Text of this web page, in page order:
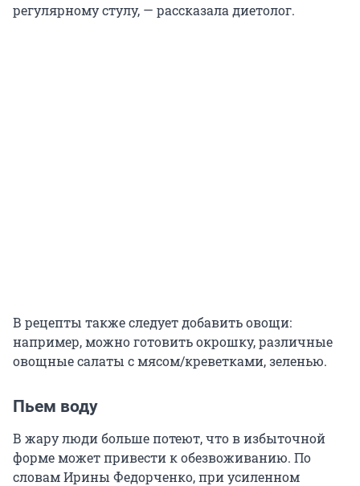
регулярному стулу, — рассказала диетолог.
В рецепты также следует добавить овощи:
например, можно готовить окрошку, различные
овощные салаты с мясом/креветками, зеленью.
Пьем воду
В жару люди больше потеют, что в избыточной
форме может привести к обезвоживанию. По
словам Ирины Федорченко, при усиленном